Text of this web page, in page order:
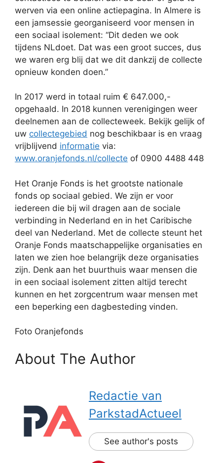
werven via een online actiepagina. In Almere is
een jamsessie georganiseerd voor mensen in
een sociaal isolement: “Dit deden we ook
tijdens NLdoet. Dat was een groot succes, dus
we waren erg blij dat we dit dankzij de collecte
opnieuw konden doen.”
In 2017 werd in totaal ruim € 647.000,-
opgehaald. In 2018 kunnen verenigingen weer
deelnemen aan de collecteweek. Bekijk gelijk of
uw collectegebied nog beschikbaar is en vraag
vrijblijvend informatie via:
www.oranjefonds.nl/collecte of 0900 4488 448
Het Oranje Fonds is het grootste nationale
fonds op sociaal gebied. We zijn er voor
iedereen die bij wil dragen aan de sociale
verbinding in Nederland en in het Caribische
deel van Nederland. Met de collecte steunt het
Oranje Fonds maatschappelijke organisaties en
laten we zien hoe belangrijk deze organisaties
zijn. Denk aan het buurthuis waar mensen die
in een sociaal isolement zitten altijd terecht
kunnen en het zorgcentrum waar mensen met
een beperking een dagbesteding vinden.
Foto Oranjefonds
About The Author
Redactie van
ParkstadActueel
See author's posts